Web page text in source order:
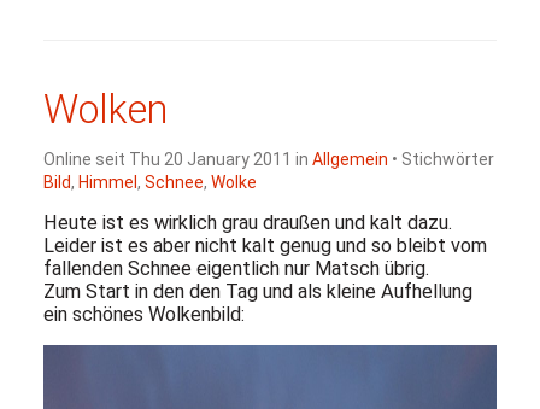
Wolken
Online seit Thu 20 January 2011 in Allgemein • Stichwörter
Bild, Himmel , Schnee, Wolke
Heute ist es wirklich grau draußen und kalt dazu.
Leider ist es aber nicht kalt genug und so bleibt vom
fallenden Schnee eigentlich nur Matsch übrig.
Zum Start in den den Tag und als kleine Aufhellung
ein schönes Wolkenbild: